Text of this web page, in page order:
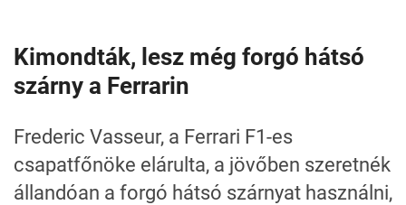
Kimondták, lesz még forgó hátsó
szárny a Ferrarin
Frederic Vasseur, a Ferrari F1-es
csapatfőnöke elárulta, a jövőben szeretnék
állandóan a forgó hátsó szárnyat használni,